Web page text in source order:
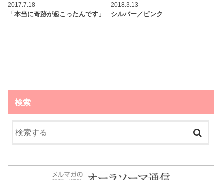
2017.7.18
「本当に奇跡が起こったんです」
2018.3.13
シルバー／ピンク
検索